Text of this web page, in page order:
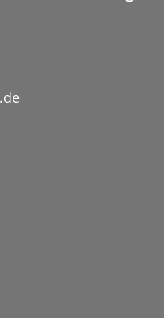
Instagram
auf Facebook
Leben auf